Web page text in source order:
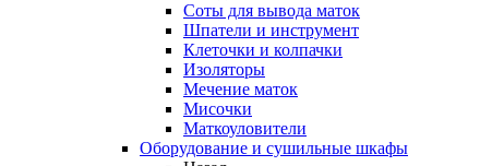
Соты для вывода маток
Шпатели и инструмент
Клеточки и колпачки
Изоляторы
Мечение маток
Мисочки
Маткоуловители
Оборудование и сушильные шкафы